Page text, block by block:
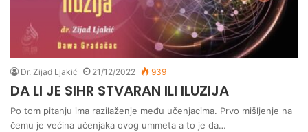
Dr. Zijad Ljakić 21/12/2022 939
DA LI JE SIHR STVARAN ILI ILUZIJA
Po tom pitanju ima razilaženje među učenjacima. Prvo mišljenje na
čemu je većina učenjaka ovog ummeta a to je da…